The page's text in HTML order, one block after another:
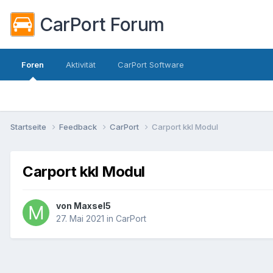
CarPort Forum
Foren Aktivität CarPort Software
Startseite Feedback CarPort Carport kkl Modul
Carport kkl Modul
von Maxsel5
27. Mai 2021 in CarPort